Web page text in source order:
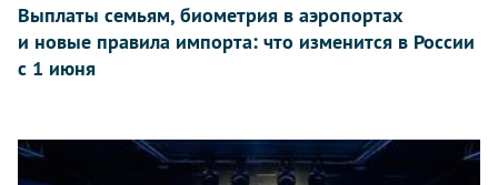
Выплаты семьям, биометрия в аэропортах
и новые правила импорта: что изменится в России
с 1 июня